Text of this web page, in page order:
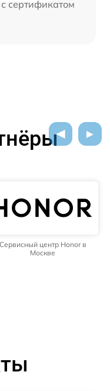
сертификатом
Сервисный центр Honor в
Москве